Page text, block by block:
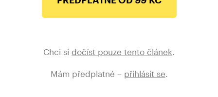
Chci si dočíst pouze tento článek
Mám předplatné – přihlásit se